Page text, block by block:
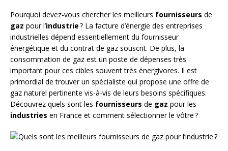
Pourquoi devez-vous chercher les meilleurs fournisseurs de
gaz pour l’industrie? La facture d’énergie des entreprises
industrielles dépend essentiellement du fournisseur
énergétique et du contrat de gaz souscrit. De plus, la
consommation de gaz est un poste de dépenses très
important pour ces cibles souvent très énergivores. Il est
primordial de trouver un spécialiste qui propose une offre de
gaz naturel pertinente vis-à-vis de leurs besoins spécifiques.
Découvrez quels sont les fournisseurs de gaz pour les
industries en France et comment sélectionner le vôtre ?